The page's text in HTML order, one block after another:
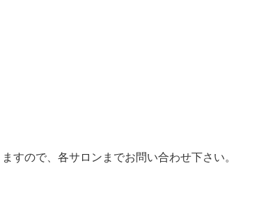
すので、各サロンまでお問い合わせ下さい。